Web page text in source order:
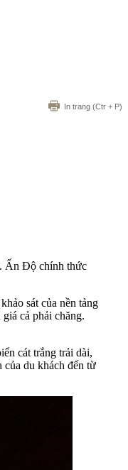
In trang (Ctr + P)
Ấn Độ chính thức
sát của nền tảng
cả phải chăng.
cát trắng trải dài,
của du khách đến từ